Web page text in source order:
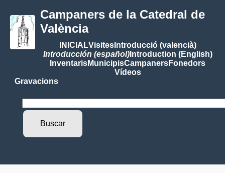
Campaners de la Catedral de
València
INICIALVisitesIntroducció (valencià)
Introducción (español)Introduction (English)
InventarisMunicipisCampanersFonedors
Vídeos
Gravacions